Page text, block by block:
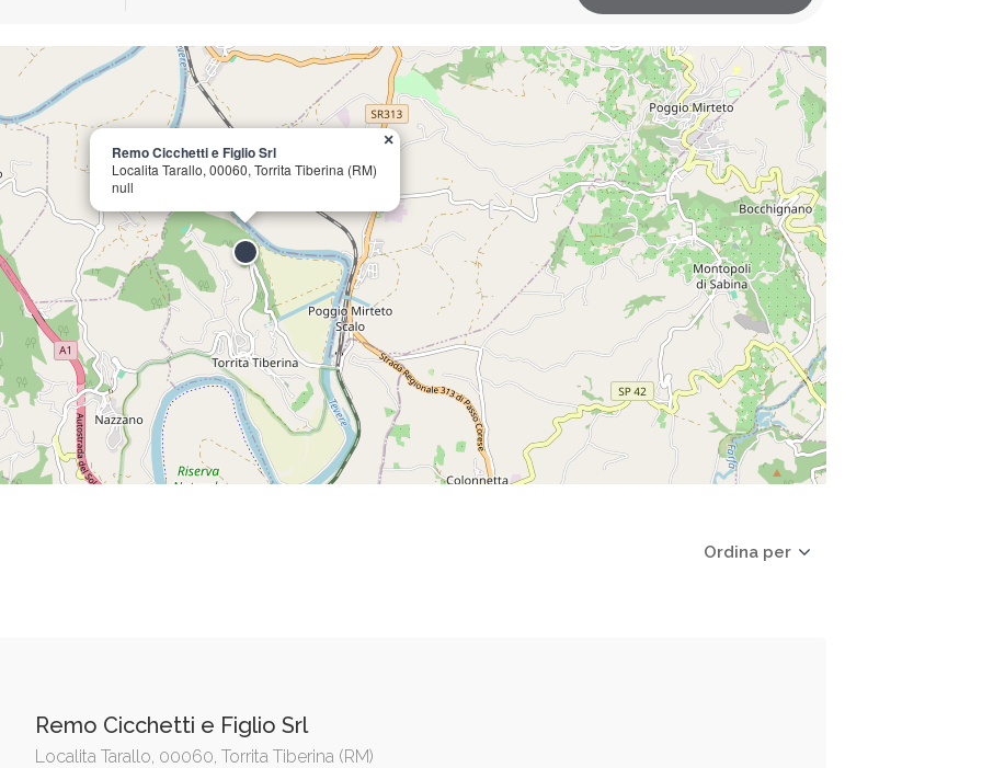
Remo Cicchetti e Figlio Srl
Localita Tarallo, 00060, Torrita Tiberina (RM)
null
×
Ordina per
Remo Cicchetti e Figlio Srl
Localita Tarallo, 00060, Torrita Tiberina (RM)